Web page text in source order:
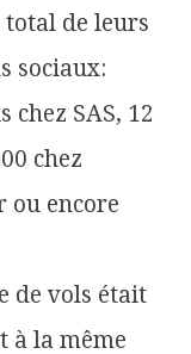
de leurs
sociaux:
chez SAS, 12
chez
ou encore
de vols était
à la même